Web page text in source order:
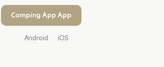
Camping App App
Android iOS